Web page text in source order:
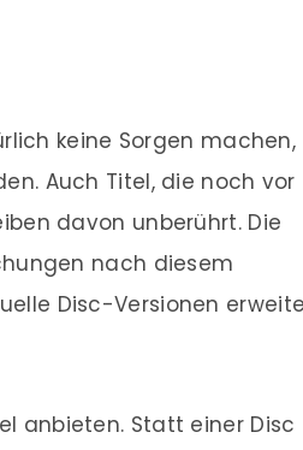
keine Sorgen machen,
Auch Titel, die noch vor
davon unberührt. Die
nach diesem
Disc-Versionen
anbieten. Statt einer Disc